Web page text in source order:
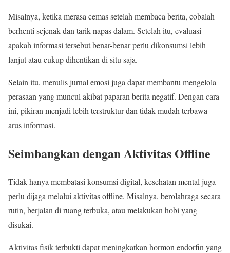
Misalnya, ketika merasa cemas setelah membaca berita, cobalah
berhenti sejenak dan tarik napas dalam. Setelah itu, evaluasi
apakah informasi tersebut benar-benar perlu dikonsumsi lebih
lanjut atau cukup dihentikan di situ saja.
Selain itu, menulis jurnal emosi juga dapat membantu mengelola
perasaan yang muncul akibat paparan berita negatif. Dengan cara
ini, pikiran menjadi lebih terstruktur dan tidak mudah terbawa
arus informasi.
Seimbangkan dengan Aktivitas Offline
Tidak hanya membatasi konsumsi digital, kesehatan mental juga
perlu dijaga melalui aktivitas offline. Misalnya, berolahraga secara
rutin, berjalan di ruang terbuka, atau melakukan hobi yang
disukai.
Aktivitas fisik terbukti dapat meningkatkan hormon endorfin yang